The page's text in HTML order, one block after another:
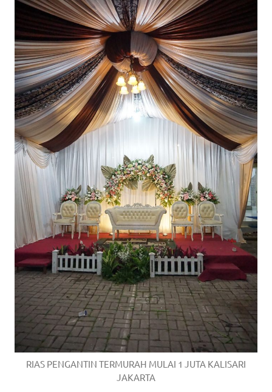
RIAS PENGANTIN TERMURAH MULAI 1 JUTA KALISARI
JAKARTA